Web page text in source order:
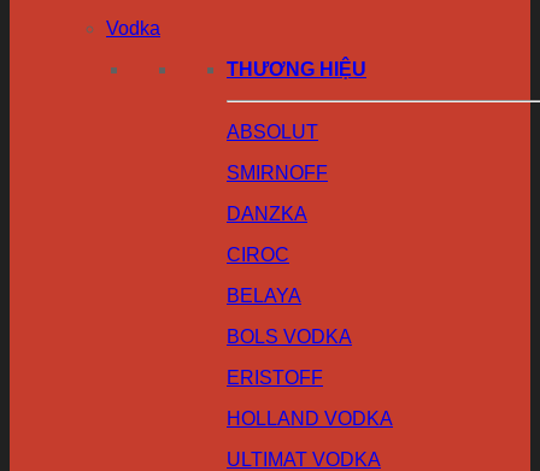
Vodka
THƯƠNG HIỆU
ABSOLUT
SMIRNOFF
DANZKA
CIROC
BELAYA
BOLS VODKA
ERISTOFF
HOLLAND VODKA
ULTIMAT VODKA